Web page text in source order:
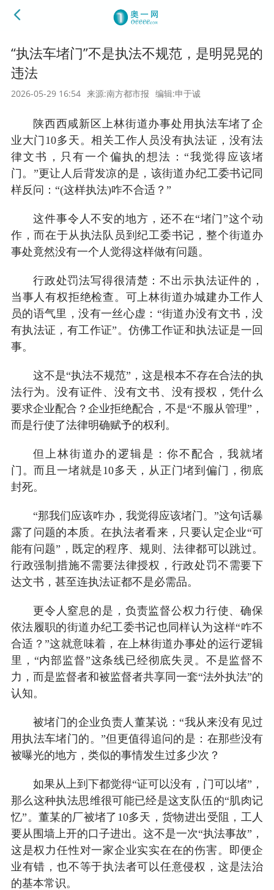
“执法车堵门”不是执法不规范，是明晃晃的
违法
2026-05-29 16:54 来源:南方都市报 编辑:申于诚
陕西西咸新区上林街道办事处用执法车堵了企
业大门10多天。相关工作人员没有执法证，没有法
律文书，只有一个偏执的想法：“我觉得应该堵
门。”更让人后背发凉的是，该街道办纪工委书记同
样反问：“(这样执法)咋不合适？”
这件事令人不安的地方，还不在“堵门”这个动
作，而在于从执法队员到纪工委书记，整个街道办
事处竟然没有一个人觉得这样做有问题。
行政处罚法写得很清楚：不出示执法证件的，
当事人有权拒绝检查。可上林街道办城建办工作人
员的语气里，没有一丝心虚：“街道办没有文书，没
有执法证，有工作证”。仿佛工作证和执法证是一回
事。
这不是“执法不规范”，这是根本不存在合法的执
法行为。没有证件、没有文书、没有授权，凭什么
要求企业配合？企业拒绝配合，不是“不服从管理”，
而是行使了法律明确赋予的权利。
但上林街道办的逻辑是：你不配合，我就堵
门。而且一堵就是10多天，从正门堵到偏门，彻底
封死。
“那我们应该咋办，我觉得应该堵门。”这句话暴
露了问题的本质。在执法者看来，只要认定企业“可
能有问题”，既定的程序、规则、法律都可以跳过。
行政强制措施不需要法律授权，行政处罚不需要下
达文书，甚至连执法证都不是必需品。
更令人窒息的是，负责监督公权力行使、确保
依法履职的街道办纪工委书记也同样认为这样“咋不
合适？”这就意味着，在上林街道办事处的运行逻辑
里，“内部监督”这条线已经彻底失灵。不是监督不
力，而是监督者和被监督者共享同一套“法外执法”的
认知。
被堵门的企业负责人董某说：“我从来没有见过
用执法车堵门的。”但更值得追问的是：在那些没有
被曝光的地方，类似的事情发生过多少次？
如果从上到下都觉得“证可以没有，门可以堵”，
那么这种执法思维很可能已经是这支队伍的“肌肉记
忆”。董某的厂被堵了10多天，货物进出受阻，工人
要从围墙上开的口子进出。这不是一次“执法事故”，
这是权力任性对一家企业实实在在的伤害。即便企
业有错，也不等于执法者可以任意侵权，这是法治
的基本常识。